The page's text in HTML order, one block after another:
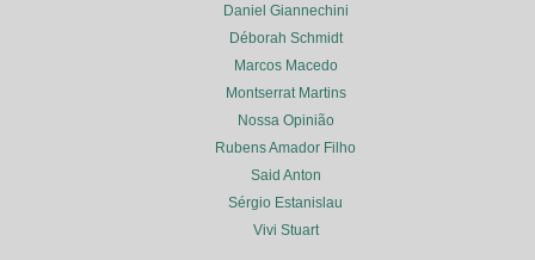
Daniel Giannechini
Déborah Schmidt
Marcos Macedo
Montserrat Martins
Nossa Opinião
Rubens Amador Filho
Said Anton
Sérgio Estanislau
Vivi Stuart